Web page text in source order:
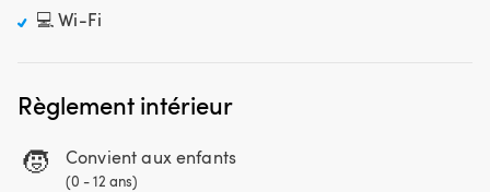
💻 Wi-Fi
Règlement intérieur
🧒 Convient aux enfants
(0 - 12 ans)